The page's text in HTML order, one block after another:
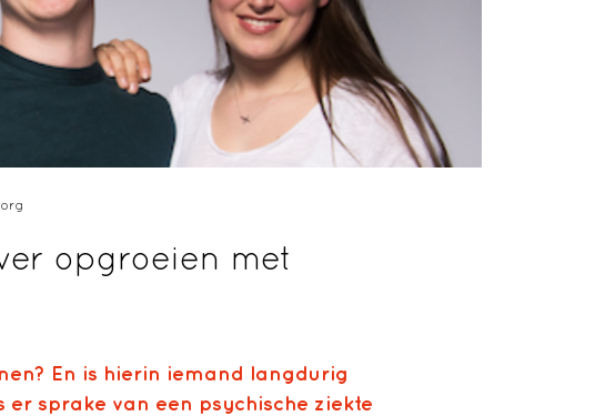
opgroeien met
En is hierin iemand langdurig
sprake van een psychische ziekte